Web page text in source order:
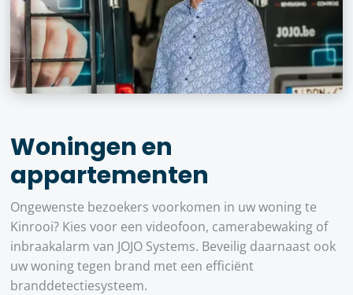
Woningen en
appartementen
Ongewenste bezoekers voorkomen in uw woning te
Kinrooi? Kies voor een videofoon, camerabewaking of
inbraakalarm van JOJO Systems. Beveilig daarnaast ook
uw woning tegen brand met een efficiënt
branddetectiesysteem.